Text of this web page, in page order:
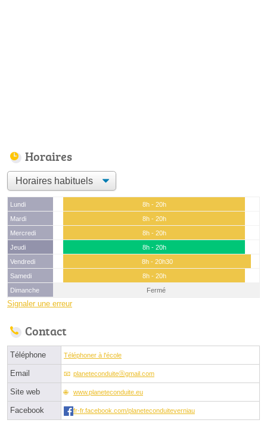
Horaires
Lundi
8h - 20h
Mardi
8h - 20h
Mercredi
8h - 20h
Jeudi
8h - 20h
Vendredi
8h - 20h30
Samedi
8h - 20h
Dimanche
Fermé
Signaler une erreur
Contact
Téléphone Téléphoner à l'école
Email planeteconduiteⓐgmail.com
Site web www.planeteconduite.eu
Facebook fr-fr.facebook.com/planeteconduiteverniau